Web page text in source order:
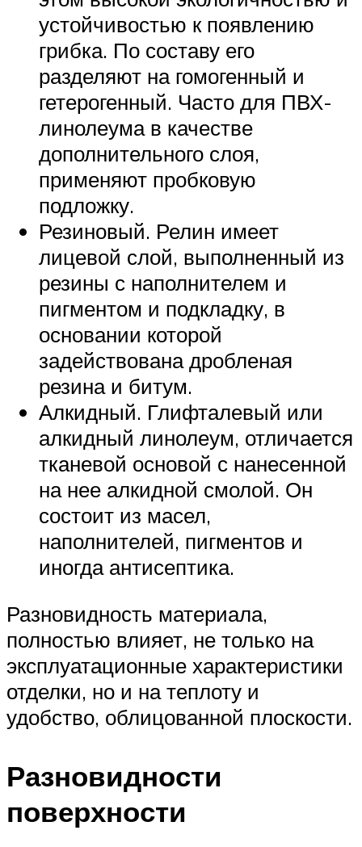
устойчивостью к появлению
грибка. По составу его
разделяют на гомогенный и
гетерогенный. Часто для ПВХ-
линолеума в качестве
дополнительного слоя,
применяют пробковую
подложку.
Резиновый. Релин имеет
лицевой слой, выполненный из
резины с наполнителем и
пигментом и подкладку, в
основании которой
задействована дробленая
резина и битум.
Алкидный. Глифталевый или
алкидный линолеум, отличается
тканевой основой с нанесенной
на нее алкидной смолой. Он
состоит из масел,
наполнителей, пигментов и
иногда антисептика.
Разновидность материала,
полностью влияет, не только на
эксплуатационные характеристики
отделки, но и на теплоту и
удобство, облицованной плоскости.
Разновидности
поверхности